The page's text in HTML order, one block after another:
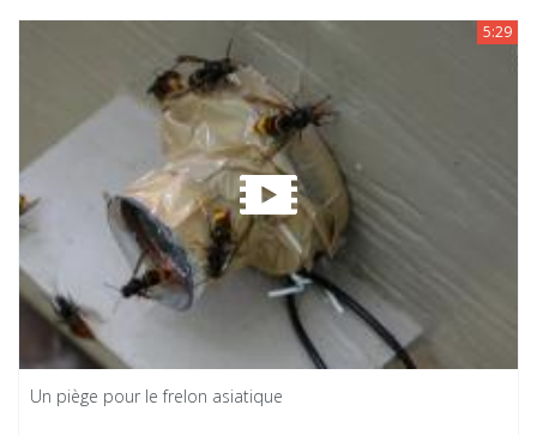
5:29
Un piège pour le frelon asiatique